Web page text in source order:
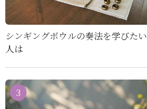
シンギングボウルの奏法を学びたい
人は
3